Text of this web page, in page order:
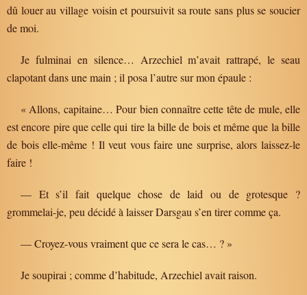
dû louer au village voisin et poursuivit sa route sans plus se soucier
de moi.
Je fulminai en silence… Arzechiel m’avait rattrapé, le seau
clapotant dans une main ; il posa l’autre sur mon épaule :
« Allons, capitaine… Pour bien connaître cette tête de mule, elle
est encore pire que celle qui tire la bille de bois et même que la bille
de bois elle-même ! Il veut vous faire une surprise, alors laissez-le
faire !
— Et s’il fait quelque chose de laid ou de grotesque ?
grommelai-je, peu décidé à laisser Darsgau s’en tirer comme ça.
— Croyez-vous vraiment que ce sera le cas… ? »
Je soupirai ; comme d’habitude, Arzechiel avait raison.